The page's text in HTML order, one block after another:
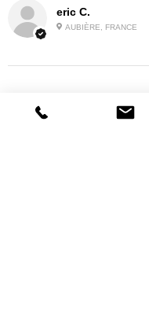
eric C.
AUBIÈRE, FRANCE
tres bonne